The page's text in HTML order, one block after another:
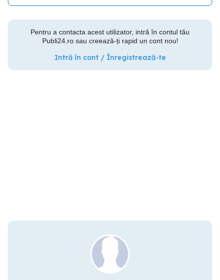
Pentru a contacta acest utilizator, intră în contul tău
Publi24.ro sau creează-ți rapid un cont nou!
Intră în cont / Înregistrează-te